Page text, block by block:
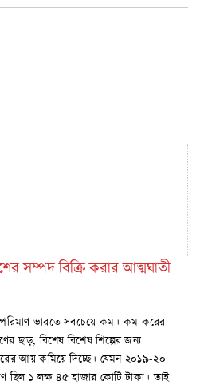
সম্পদ বিক্রি করার আত্মঘাতী
ভারতে সবচেয়ে কম। কম করের
ছাড়, বিশেষ বিশেষ শিল্পের জন্য
আয় কমিয়ে দিচ্ছে। যেমন ২০১৯-২০
ছিল ১ লক্ষ ৪৫ হাজার কোটি টাকা। তাই